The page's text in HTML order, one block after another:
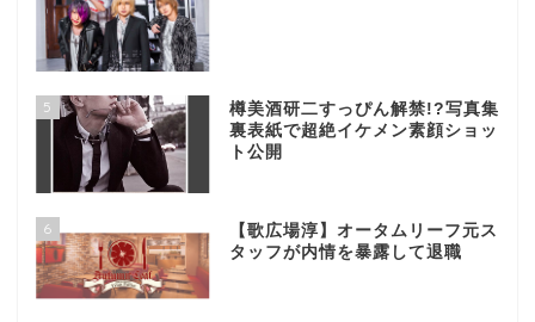
5
樽美酒研二すっぴん解禁!?写真集
裏表紙で超絶イケメン素顔ショッ
ト公開
6
【歌広場淳】オータムリーフ元ス
タッフが内情を暴露して退職